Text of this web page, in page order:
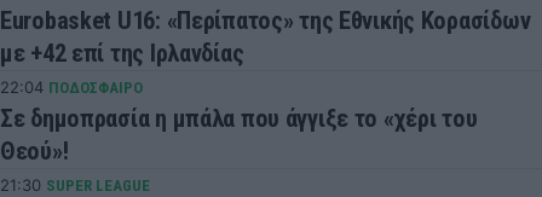
Eurobasket U16: «Περίπατος» της Εθνικής Κορασίδων
με +42 επί της Ιρλανδίας
22:04 ΠΟΔΟΣΦΑΙΡΟ
Σε δημοπρασία η μπάλα που άγγιξε το «χέρι του
Θεού»!
21:30 SUPER LEAGUE